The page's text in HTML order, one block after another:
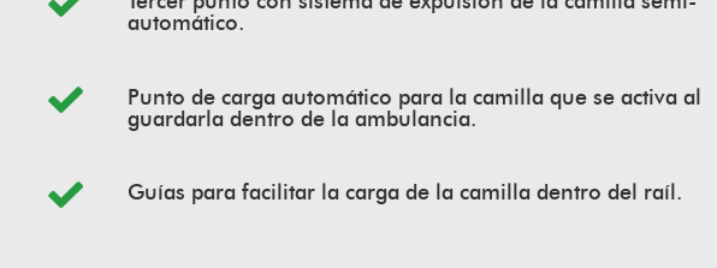
automático.
Punto de carga automático para la camilla que se activa al
guardarla dentro de la ambulancia.
Guías para facilitar la carga de la camilla dentro del raíl.